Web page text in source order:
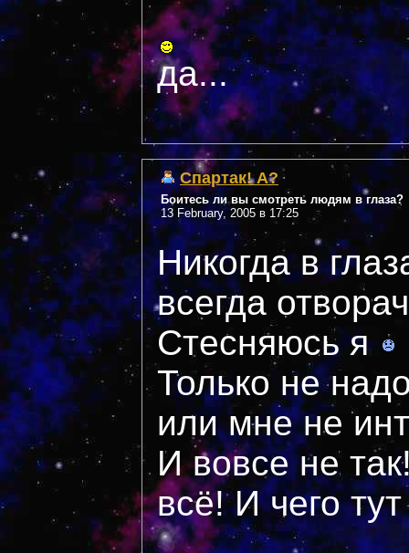
да...
Спартак! А?
Боитесь ли вы смотреть людям в глаза?
13 February, 2005 в 17:25
Никогда в
всегда
Стесняюсь я
Только не
или мне не
И вовсе не
всё! И чего